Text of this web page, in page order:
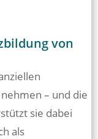
von
– und die
sie dabei
als